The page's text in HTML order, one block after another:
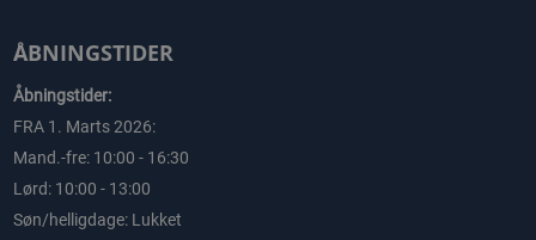
ÅBNINGSTIDER
Åbningstider:
FRA 1. Marts 2026:
Mand.-fre: 10:00 - 16:30
Lørd: 10:00 - 13:00
Søn/helligdage: Lukket